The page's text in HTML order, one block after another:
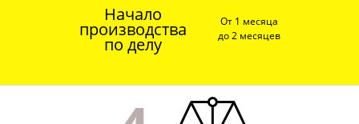
Начало
производства
по делу
От 1 месяца
до 2 месяцев
Нижний Новгород - мой родной город в
котором всегда можно договориться о
личной встречи, если вы из другого
Информация размещенная на сайте,